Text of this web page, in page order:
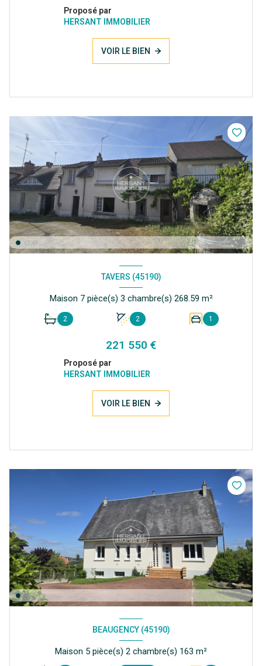
Proposé par
HERSANT IMMOBILIER
VOIR LE BIEN
TAVERS (45190)
Maison 7 pièce(s) 3 chambre(s) 268.59 m²
2 2 1
221 550 €
Proposé par
HERSANT IMMOBILIER
VOIR LE BIEN
BEAUGENCY (45190)
Maison 5 pièce(s) 2 chambre(s) 163 m²